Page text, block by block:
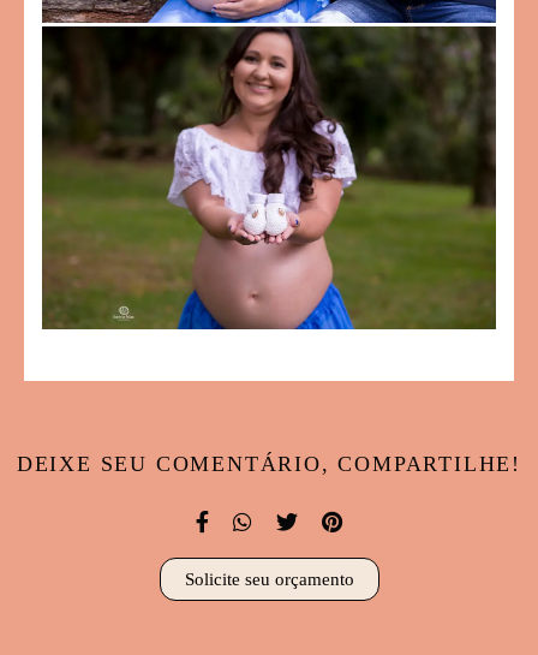
DEIXE SEU COMENTÁRIO, COMPARTILHE!
Solicite seu orçamento